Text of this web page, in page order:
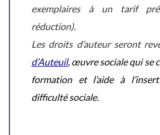
exemplaires à un tarif
réduction).
Les droits d’auteur seront
d’Auteuil, œuvre sociale qui se
formation et l’aide à
difficulté sociale.